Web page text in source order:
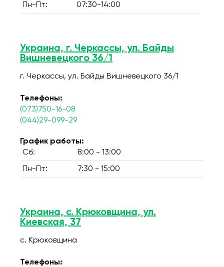
Пн-Пт:
07:30-14:00
Украина, г. Черкассы, ул. Байды
Вишневецкого 36/1
г. Черкассы, ул. Байды Вишневецкого 36/1
Телефоны:
(073)750-16-08
(044)29-099-29
График работы:
Сб:
8:00 - 13:00
Пн-Пт: 7:30 - 15:00
Украина, с. Крюковщина, ул.
Киевская, 37
с. Крюковщина
Телефоны: